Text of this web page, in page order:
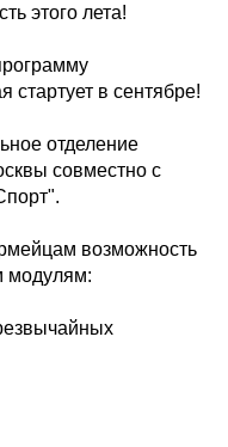
этого лета!
стартует в сентябре!
отделение
совместно с
возможность
модулям: